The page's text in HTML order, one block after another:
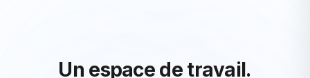
Un espace de travail.